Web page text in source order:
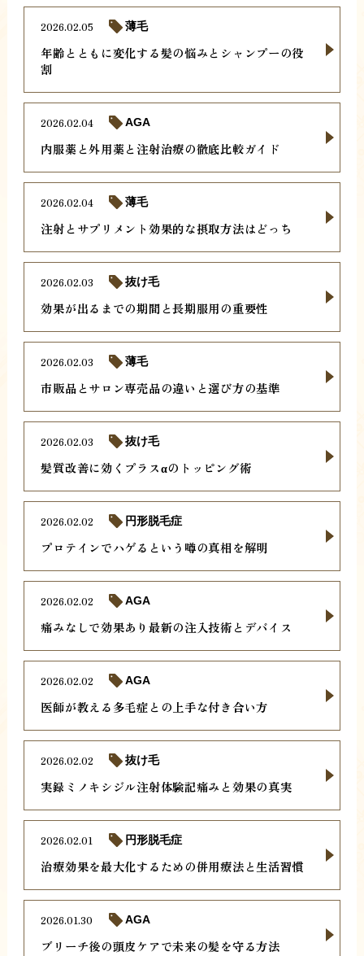
年齢とともに変化する髪の悩みとシャンプーの役
割
2026.02.05 薄毛
内服薬と外用薬と注射治療の徹底比較ガイド
2026.02.04 AGA
注射とサプリメント効果的な摂取方法はどっち
2026.02.04 薄毛
効果が出るまでの期間と長期服用の重要性
2026.02.03 抜け毛
市販品とサロン専売品の違いと選び方の基準
2026.02.03 薄毛
髪質改善に効くプラスαのトッピング術
2026.02.03 抜け毛
プロテインでハゲるという噂の真相を解明
2026.02.02 円形脱毛症
痛みなしで効果あり最新の注入技術とデバイス
2026.02.02 AGA
医師が教える多毛症との上手な付き合い方
2026.02.02 AGA
実録ミノキシジル注射体験記痛みと効果の真実
2026.02.02 抜け毛
治療効果を最大化するための併用療法と生活習慣
2026.02.01 円形脱毛症
ブリーチ後の頭皮ケアで未来の髪を守る方法
2026.01.30 AGA